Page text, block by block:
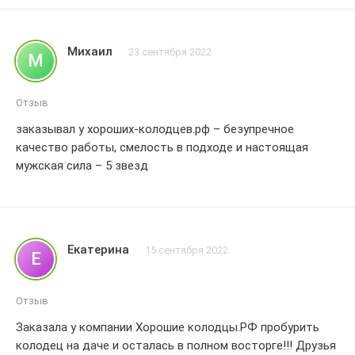
М Михаил 23 сентября 2022
Отзыв
заказывал у хороших-колодцев.рф – безупречное
качество работы, смелость в подходе и настоящая
мужская сила – 5 звезд
Е Екатерина 15 сентября 2022
Отзыв
Заказала у компании Хорошие колодцы.РФ пробурить
колодец на даче и осталась в полном восторге!!! Друзья